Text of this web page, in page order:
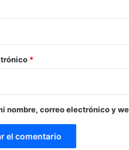
*
nombre, correo electrónico y